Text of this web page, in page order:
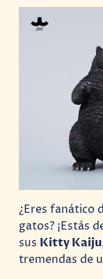
¿Eres fanático
gatos? ¡Estás
sus Kitty Kaiju
tremendas de